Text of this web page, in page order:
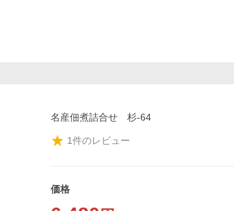
名産佃煮詰合せ 杉-64
1件のレビュー
価格